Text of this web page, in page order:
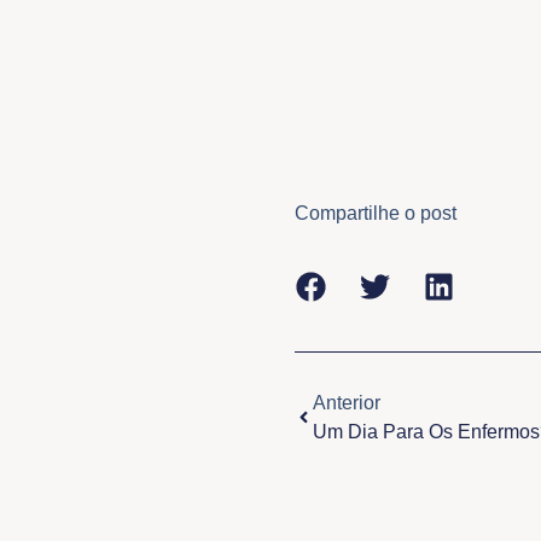
Compartilhe o post
Anterior
Um Dia Para Os